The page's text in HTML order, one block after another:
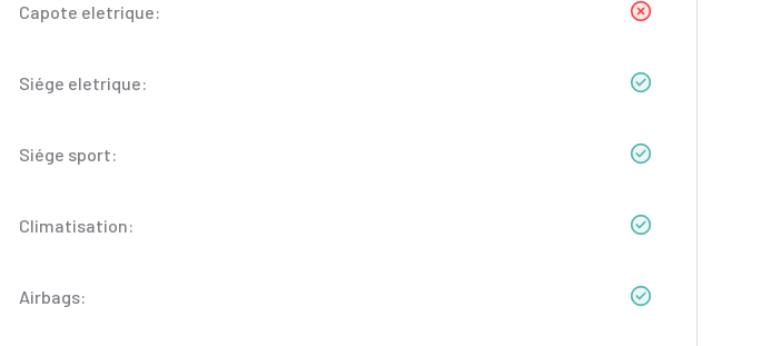
Capote eletrique:
Siége eletrique:
Siége sport:
Climatisation:
Airbags: